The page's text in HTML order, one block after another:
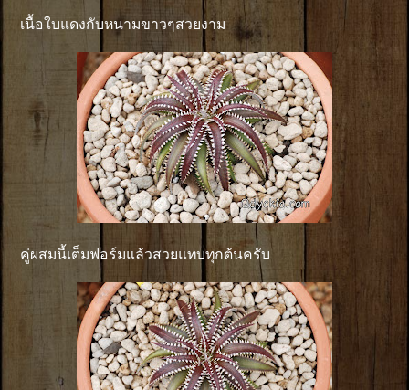
เนื้อใบแดงกับหนามขาวๆสวยงาม
คู่ผสมนี้เต็มฟอร์มแล้วสวยแทบทุกต้นครับ